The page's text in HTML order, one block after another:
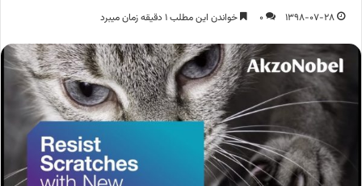
1398-07-28
0 خواندن این مطلب 1 دقیقه زمان میبرد